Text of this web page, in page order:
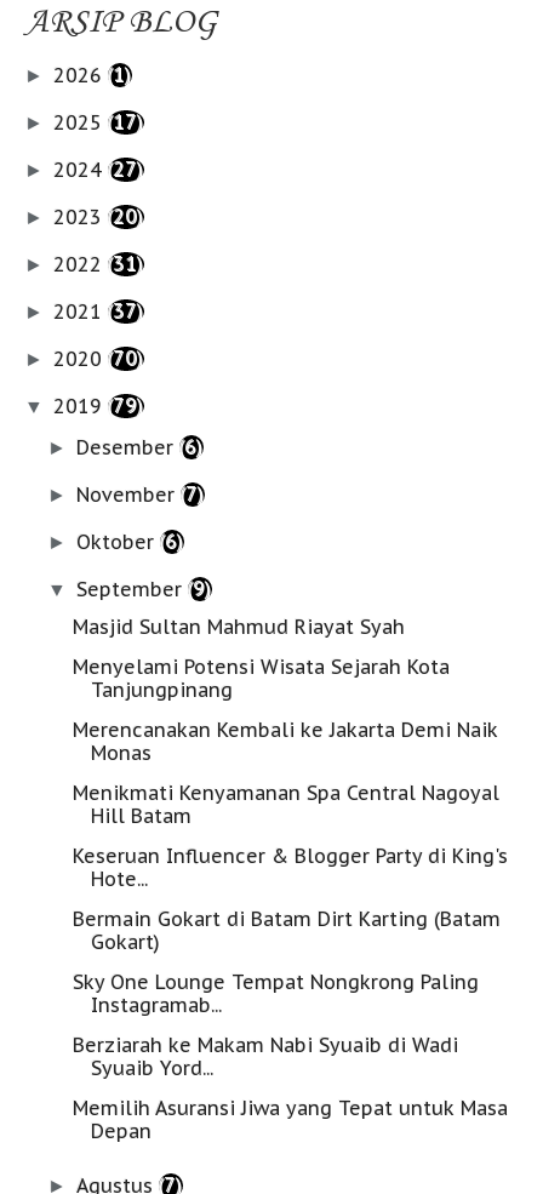
ARSIP BLOG
► 2026 (1)
► 2025 (17)
► 2024 (27)
► 2023 (20)
► 2022 (31)
► 2021 (37)
► 2020 (70)
▼ 2019 (79)
► Desember(6)
► November(7)
► Oktober(6)
▼ September(9)
Masjid Sultan Mahmud Riayat Syah
Menyelami Potensi Wisata Sejarah Kota
Tanjungpinang
Merencanakan Kembali ke Jakarta Demi Naik
Monas
Menikmati Kenyamanan Spa Central Nagoyal
Hill Batam
Keseruan Influencer & Blogger Party di King's
Hote...
Bermain Gokart di Batam Dirt Karting (Batam
Gokart)
Sky One Lounge Tempat Nongkrong Paling
Instagramab...
Berziarah ke Makam Nabi Syuaib di Wadi
Syuaib Yord...
Memilih Asuransi Jiwa yang Tepat untuk Masa
Depan
►Agustus(7)